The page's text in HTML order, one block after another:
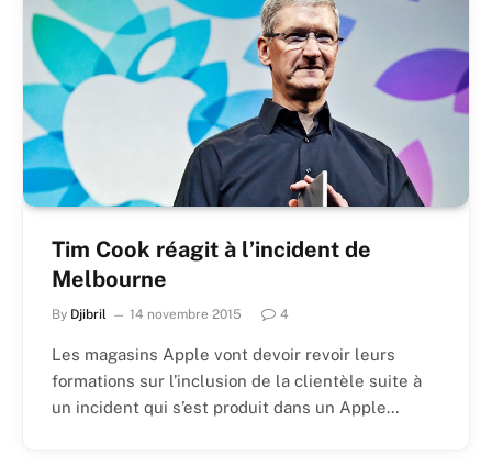
Tim Cook réagit à l’incident de
Melbourne
By Djibril 14 novembre 2015 4
Les magasins Apple vont devoir revoir leurs
formations sur l’inclusion de la clientèle suite à
un incident qui s’est produit dans un Apple…